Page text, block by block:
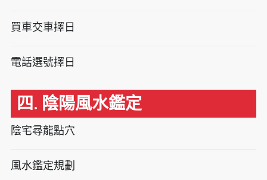
買車交車擇日
電話選號擇日
四. 陰陽風水鑑定
陰宅尋龍點穴
風水鑑定規劃